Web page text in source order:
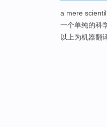
a mere
一个单纯的科
以上为机器翻